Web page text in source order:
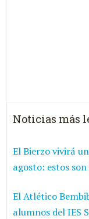
Noticias más
El Bierzo vivirá
agosto: estos
El Atlético
alumnos del IES